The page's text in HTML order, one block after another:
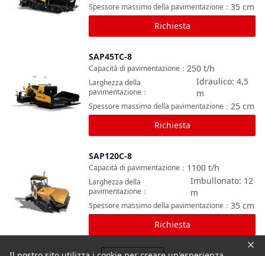
35 cm
Spessore massimo della pavimentazione ：
Richiesta
SAP45TC-8
250 t/h
Capacità di pavimentazione ：
Idraulico: 4,5
m
Larghezza della
pavimentazione ：
25 cm
Spessore massimo della pavimentazione ：
Richiesta
SAP120C-8
1100 t/h
Capacità di pavimentazione ：
Imbullonato: 12
m
Larghezza della
pavimentazione ：
35 cm
Spessore massimo della pavimentazione ：
Richiesta